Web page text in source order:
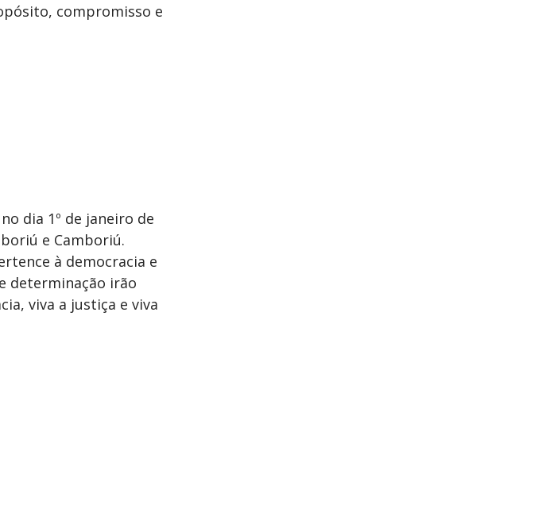
compromisso e
dia 1º de janeiro de
e Camboriú.
à democracia e
determinação irão
viva a justiça e viva